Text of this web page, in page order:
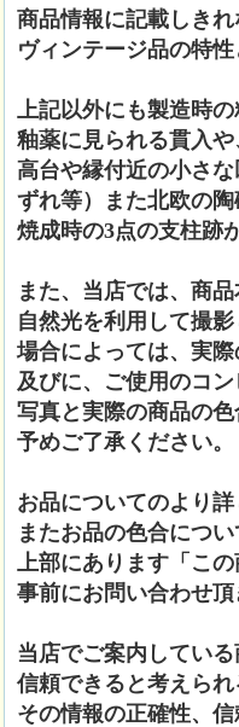
きます。 また、お問い合わ
商品情報に記載しき
ヴィンテージ品の特
上記以外にも製造時
釉薬に見られる貫入
高台や縁付近の小さ
ずれ等）また北欧の
焼成時の3点の支柱跡
また、当店では、商
自然光を利用して撮
場合によっては、実
及びに、ご使用のコ
写真と実際の商品の
予めご了承ください。
お品についてのより
またお品の色合につ
上部にあります「こ
事前にお問い合わせ
当店でご案内してい
信頼できると考えら
その情報の正確性、